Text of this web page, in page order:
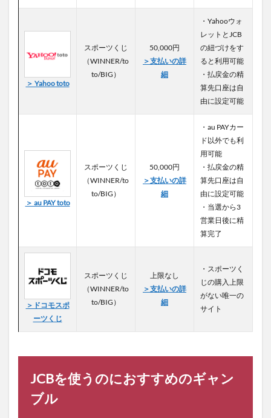
＞ Yahoo toto
スポーツくじ
（WINNER/to
to/BIG）
50,000円
＞支払いの詳
細
・Yahooウォ
レットとJCB
の紐づけをす
ると利用可能
・払戻金の精
算先口座は自
由に設定可能
＞ au PAY toto
スポーツくじ
（WINNER/to
to/BIG）
50,000円
＞支払いの詳
細
・au PAYカー
ド以外でも利
用可能
・払戻金の精
算先口座は自
由に設定可能
・当選から3
営業日後に精
算完了
＞ドコモスポ
ーツくじ
スポーツくじ
（WINNER/to
to/BIG）
上限なし
＞支払いの詳
細
・スポーツく
じの購入上限
がない唯一の
サイト
JCBを使うのにおすすめのギャン
ブル